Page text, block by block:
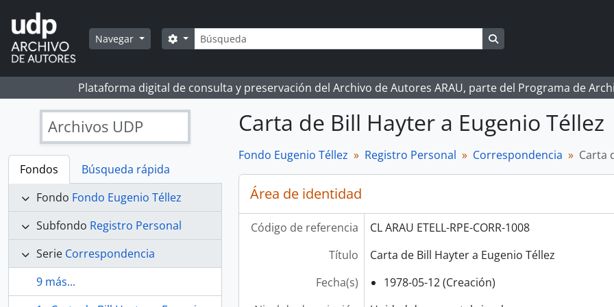
Skip to main content
Navegar Búsqueda
Search options
Plataforma digital de consulta y preservación del Archivo de Autores ARAU, parte del Programa de
Archivos UDP
Fondos
Búsqueda rápida
Fondo Fondo Eugenio Téllez
Subfondo Registro Personal
Serie Correspondencia
9 más...
Carta de Bill Hayter a Eugenio Téllez
Fondo Eugenio Téllez Registro Personal Correspondencia Carta
Área de identidad
Código de referencia
CL ARAU ETELL-RPE-CORR-1008
Título
Carta de Bill Hayter a Eugenio Téllez
Fecha(s)
1978-05-12 (Creación)